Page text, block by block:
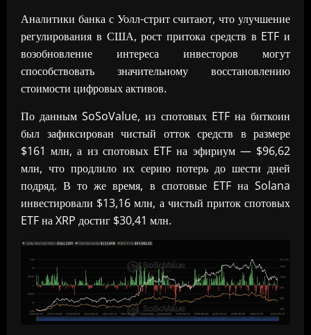
Аналитики банка с Уолл-стрит считают, что улучшение
регулирования в США, рост притока средств в ETF и
возобновление интереса инвесторов могут
способствовать значительному восстановлению
стоимости цифровых активов.
По данным SoSoValue, из спотовых ETF на биткоин
был зафиксирован чистый отток средств в размере
$161 млн, а из спотовых ETF на эфириум — $96,62
млн, что продлило их серию потерь до шести дней
подряд. В то же время, в спотовые ETF на Solana
инвестировали $13,16 млн, а чистый приток спотовых
ETF на XRP достиг $30,41 млн.